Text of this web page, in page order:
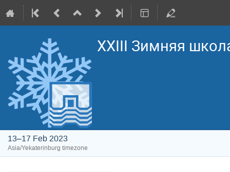
XXIII Зимняя
13–17 Feb 2023
Asia/Yekaterinburg timezone